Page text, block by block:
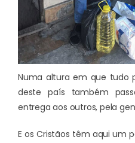
Numa altura em que tudo
deste país também
entrega aos outros, pela
E os Cristãos têm aqui um